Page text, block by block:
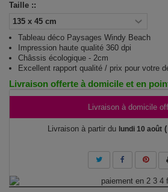
Taille ::
Tableau déco Paysages Windy Beach
Impression haute qualité 360 dpi
Châssis écologique - 2cm
Excellent rapport qualité / prix pour votre
Livraison offerte à domicile et en
Livraison à domicile
Livraison à partir du lundi 10 août